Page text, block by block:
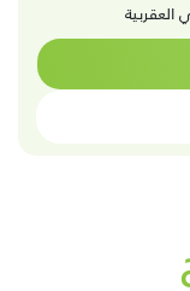
العقربية